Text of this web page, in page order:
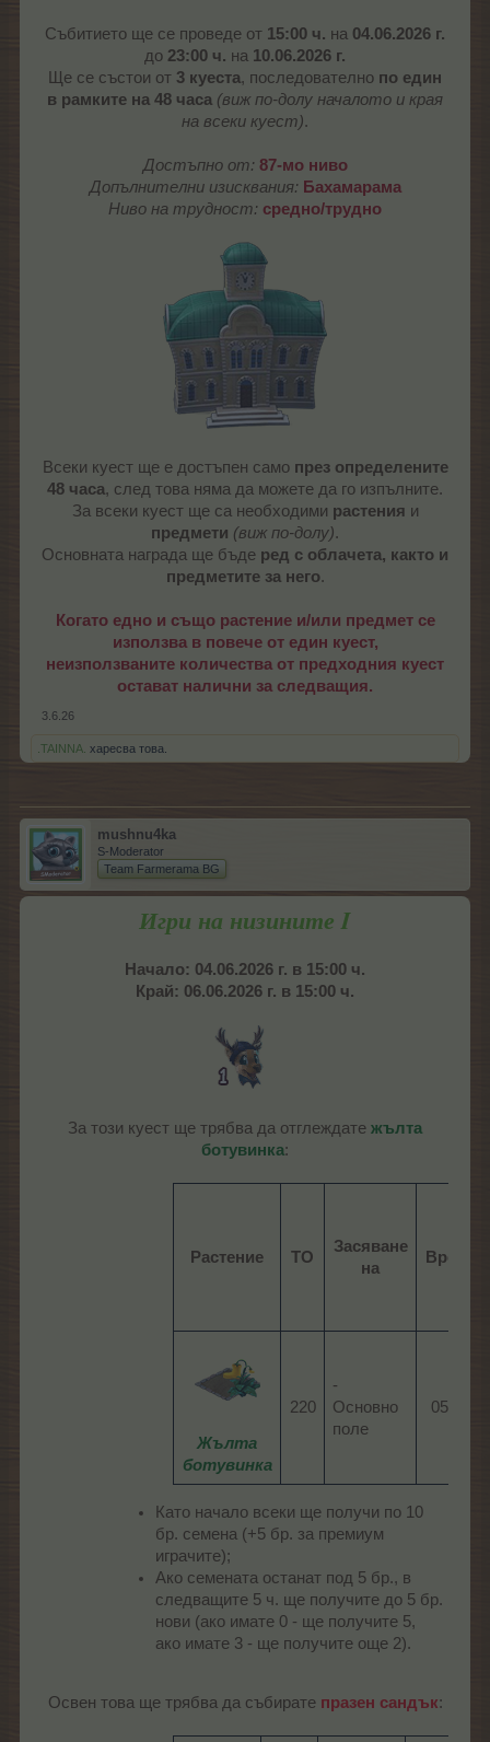
Събитието ще се проведе от 15:00 ч. на 04.06.2026 г.
до 23:00 ч. на 10.06.2026 г.
Ще се състои от 3 куеста, последователно по един
в рамките на 48 часа (виж по-долу началото и края
на всеки куест).
Достъпно от: 87-мо ниво
Допълнителни изисквания: Бахамарама
Ниво на трудност: средно/трудно
Всеки куест ще е достъпен само през определените
48 часа, след това няма да можете да го изпълните.
За всеки куест ще са необходими растения и
предмети (виж по-долу).
Основната награда ще бъде ред с облачета, както и
предметите за него.
Когато едно и също растение и/или предмет се
използва в повече от един куест,
неизползваните количества от предходния куест
остават налични за следващия.
3.6.26
.TAINNA. харесва това.
mushnu4ka
S-Moderator
Team Farmerama BG
Игри на низините I
Начало: 04.06.2026 г. в 15:00 ч.
Край: 06.06.2026 г. в 15:00 ч.
За този куест ще трябва да отглеждате жълта
ботувинка:
Растение ТО
Засяване
на
Време
Жълта
ботувинка
220​
-
Основно
поле
05:30​
Като начало всеки ще получи по 10
бр. семена (+5 бр. за премиум
играчите);
Ако семената останат под 5 бр., в
следващите 5 ч. ще получите до 5 бр.
нови (ако имате 0 - ще получите 5,
ако имате 3 - ще получите още 2).
Освен това ще трябва да събирате празен сандък:​